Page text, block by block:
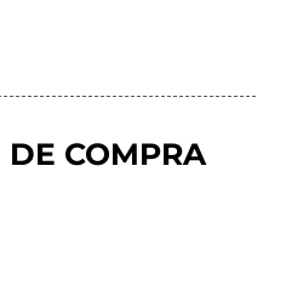
DE COMPRA